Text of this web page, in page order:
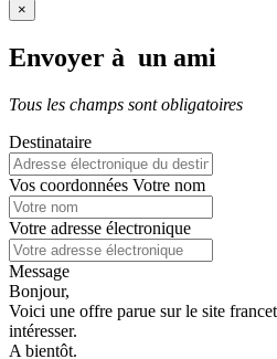
×
Envoyer à un ami
Tous les champs sont obligatoires
Destinataire
Vos coordonnées Votre nom
Votre adresse électronique
Message
Bonjour,
Voici une offre parue sur le site
intéresser.
A bientôt.